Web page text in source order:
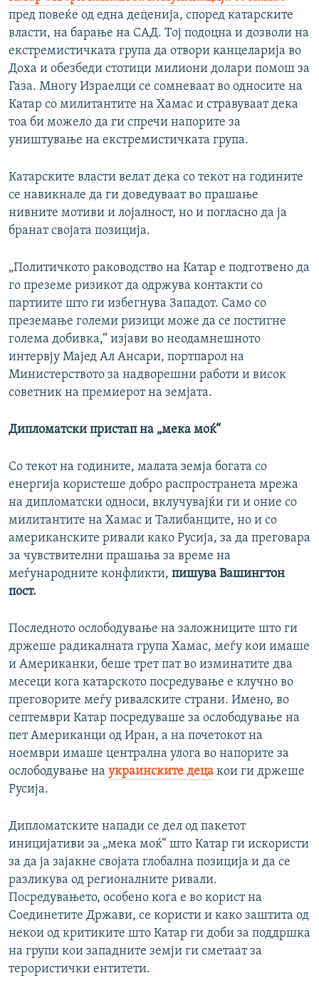
пред повеќе од една деценија, според катарските
власти, на барање на САД. Тој подоцна и дозволи на
екстремистичката група да отвори канцеларија во
Доха и обезбеди стотици милиони долари помош за
Газа. Многу Израелци се сомневаат во односите на
Катар со милитантите на Хамас и стравуваат дека
тоа би можело да ги спречи напорите за
уништување на екстремистичката група.
Катарските власти велат дека со текот на годините
се навикнале да ги доведуваат во прашање
нивните мотиви и лојалност, но и погласно да ја
бранат својата позиција.
„Политичкото раководство на Катар е подготвено да
го преземе ризикот да одржува контакти со
партиите што ги избегнува Западот. Само со
преземање големи ризици може да се постигне
голема добивка,“ изјави во неодамнешното
интервју Мајед Ал Ансари, портпарол на
Министерството за надворешни работи и висок
советник на премиерот на земјата.
Дипломатски пристап на „мека моќ“
Со текот на годините, малата земја богата со
енергија користеше добро распространета мрежа
на дипломатски односи, вклучувајќи ги и оние со
милитантите на Хамас и Талибанците, но и со
американските ривали како Русија, за да преговара
за чувствителни прашања за време на
меѓународните конфликти, пишува Вашингтон
пост.
Последното ослободување на заложниците што ги
држеше радикалната група Хамас, меѓу кои имаше
и Американки, беше трет пат во изминатите два
месеци кога катарското посредување е клучно во
преговорите меѓу ривалските страни. Имено, во
септември Катар посредуваше за ослободување на
пет Американци од Иран, а на почетокот на
ноември имаше централна улога во напорите за
ослободување на украинските деца кои ги држеше
Русија.
Дипломатските напади се дел од пакетот
иницијативи за „мека моќ“ што Катар ги искористи
за да ја зајакне својата глобална позиција и да се
разликува од регионалните ривали.
Посредувањето, особено кога е во корист на
Соединетите Држави, се користи и како заштита од
некои од критиките што Катар ги доби за поддршка
на групи кои западните земји ги сметаат за
терористички ентитети.